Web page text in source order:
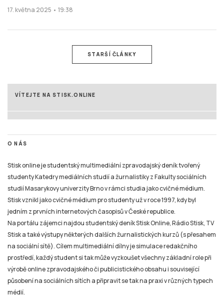
17. května 2025 • 19:38
STARŠÍ ČLÁNKY
VÍTEJTE NA STISK.ONLINE
O NÁS
Stisk online je studentský multimediální zpravodajský deník tvořený
studenty Katedry mediálních studií a žurnalistiky z Fakulty sociálních
studií Masarykovy univerzity Brno v rámci studia jako cvičné médium.
Stisk vznikl jako cvičné médium pro studenty už v roce 1997, kdy byl
jedním z prvních internetových časopisů v České republice.
Na portálu zájemci najdou studentský deník Stisk Online, Rádio Stisk, TV
Stisk a také výstupy některých dalších žurnalistických kurzů (s přesahem
na sociální sítě). Cílem multimediální dílny je simulace redakčního
prostředí, každý student si tak může vyzkoušet všechny základní role při
výrobě online zpravodajského či publicistického obsahu i související
působení na sociálních sítích a připravit se tak na praxi v různých typech
médií.